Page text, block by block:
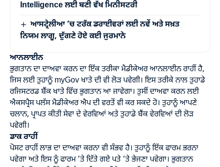
Intelligence ਲਈ ਬਣੀ ਵੱਖ ਮਿਨੀਸਟਰੀ
ਆਸਟ੍ਰੇਲੀਆ ’ਚ ਟਰੱਕ ਡਰਾਈਵਰਾਂ ਲਈ ਨਵੇਂ ਅਤੇ ਸਖ਼ਤ
ਨਿਯਮ ਲਾਗੂ, ਦੁੱਗਣੇ ਹੋਏ ਕਈ ਜੁਰਮਾਨੇ
ਆਨਲਾਈਨ
ਭੁਗਤਾਨ ਦਾ ਦਾਅਵਾ ਕਰਨ ਦਾ ਇੱਕ ਤਰੀਕਾ ਮੈਡੀਕੇਅਰ ਆਨਲਾਈਨ ਰਾਹੀਂ ਹੈ,
ਜਿਸ ਲਈ ਤੁਹਾਨੂੰ myGov ਖਾਤੇ ਦੀ ਵੀ ਲੋੜ ਪਵੇਗੀ। ਇਸ ਤਰੀਕੇ ਨਾਲ ਤੁਹਾਡੇ
ਰਜਿਸਟਰਡ ਬੈਂਕ ਖਾਤੇ ਵਿੱਚ ਭੁਗਤਾਨ ਆ ਜਾਵੇਗਾ। ਤੁਸੀਂ ਦਾਅਵਾ ਕਰਨ ਲਈ
ਐਕਸਪ੍ਰੈਸ ਪਲੱਸ ਮੈਡੀਕੇਅਰ ਐਪ ਦੀ ਵਰਤੋਂ ਵੀ ਕਰ ਸਕਦੇ ਹੋ। ਤੁਹਾਨੂੰ ਆਪਣੇ
ਚਲਾਨ, ਪ੍ਰਾਪਤ ਕੀਤੀ ਸੇਵਾ ਦੇ ਵੇਰਵਿਆਂ ਅਤੇ ਤੁਹਾਡੇ ਬੈਂਕ ਵੇਰਵਿਆਂ ਦੀ ਲੋੜ
ਪਵੇਗੀ।
ਡਾਕ ਰਾਹੀਂ
ਪੋਸਟ ਰਾਹੀਂ ਲਾਭ ਦਾ ਦਾਅਵਾ ਕਰਨਾ ਵੀ ਸੰਭਵ ਹੈ। ਤੁਹਾਨੂੰ ਇੱਕ ਫਾਰਮ ਭਰਨਾ
ਪਵੇਗਾ ਅਤੇ ਇਸ ਨੂੰ ਫਾਰਮ ’ਤੇ ਦਿੱਤੇ ਗਏ ਪਤੇ ’ਤੇ ਭੇਜਣਾ ਪਵੇਗਾ। ਭੁਗਤਾਨ